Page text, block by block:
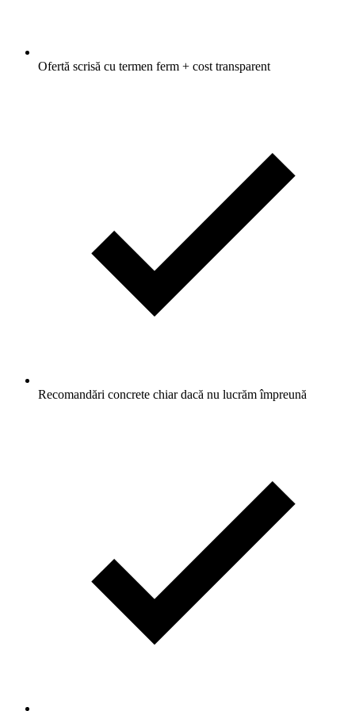
Ofertă scrisă cu termen ferm + cost transparent
Recomandări concrete chiar dacă nu lucrăm împreună